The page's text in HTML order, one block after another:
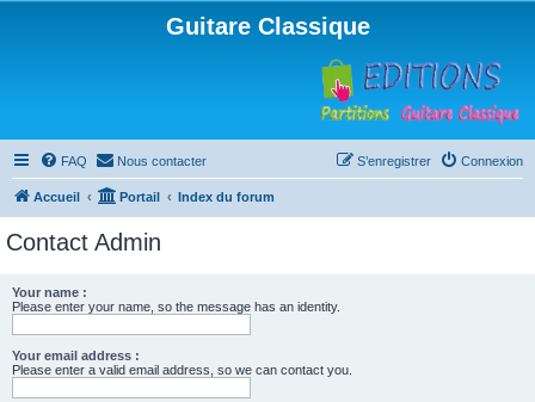
Guitare Classique
FAQ Nous contacter Connexion
S’enregistrer
Accueil Portail Index du forum
Contact Admin
Your name :
Please enter your name, so the message has an identity.
Your email address :
Please enter a valid email address, so we can contact you.